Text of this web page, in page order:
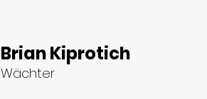
Brian Kiprotich
Wächter